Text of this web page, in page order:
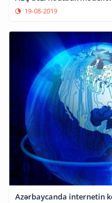
19-08-2019
Azərbaycanda internetin